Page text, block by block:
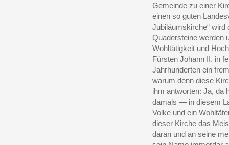
Gemeinde zu einer
einen so guten
Jubiläumskirche“ wird
Quadersteine werden
Wohltätigkeit und
Fürsten Johann II. in
Jahrhunderten ein
warum denn diese
ihm antworten: Ja, da
damals — in diesem
Volke und ein
dieser Kirche das
daran und an seine